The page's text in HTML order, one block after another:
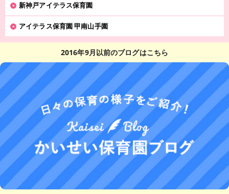
新神戸アイテラス保育園
アイテラス保育園 甲南山手園
2016年9月以前のブログはこちら